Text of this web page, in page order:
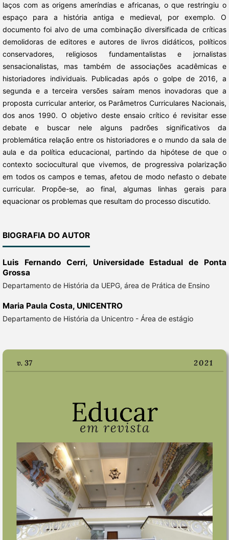
laços com as origens ameríndias e africanas, o que restringiu o
espaço para a história antiga e medieval, por exemplo. O
documento foi alvo de uma combinação diversificada de críticas
demolidoras de editores e autores de livros didáticos, políticos
conservadores, religiosos fundamentalistas e jornalistas
sensacionalistas, mas também de associações acadêmicas e
historiadores individuais. Publicadas após o golpe de 2016, a
segunda e a terceira versões saíram menos inovadoras que a
proposta curricular anterior, os Parâmetros Curriculares Nacionais,
dos anos 1990. O objetivo deste ensaio crítico é revisitar esse
debate e buscar nele alguns padrões significativos da
problemática relação entre os historiadores e o mundo da sala de
aula e da política educacional, partindo da hipótese de que o
contexto sociocultural que vivemos, de progressiva polarização
em todos os campos e temas, afetou de modo nefasto o debate
curricular. Propõe-se, ao final, algumas linhas gerais para
equacionar os problemas que resultam do processo discutido.
BIOGRAFIA DO AUTOR
Luis Fernando Cerri, Universidade Estadual de Ponta
Grossa
Departamento de História da UEPG, área de Prática de Ensino
Maria Paula Costa, UNICENTRO
Departamento de História da Unicentro - Área de estágio